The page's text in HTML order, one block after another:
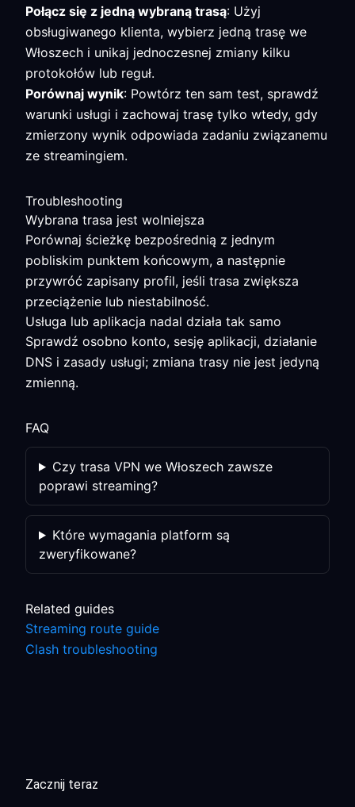
Połącz się z jedną wybraną trasą: Użyj
obsługiwanego klienta, wybierz jedną trasę we
Włoszech i unikaj jednoczesnej zmiany kilku
protokołów lub reguł.
Porównaj wynik: Powtórz ten sam test, sprawdź
warunki usługi i zachowaj trasę tylko wtedy, gdy
zmierzony wynik odpowiada zadaniu związanemu
ze streamingiem.
Troubleshooting
Wybrana trasa jest wolniejsza
Porównaj ścieżkę bezpośrednią z jednym
pobliskim punktem końcowym, a następnie
przywróć zapisany profil, jeśli trasa zwiększa
przeciążenie lub niestabilność.
Usługa lub aplikacja nadal działa tak samo
Sprawdź osobno konto, sesję aplikacji, działanie
DNS i zasady usługi; zmiana trasy nie jest jedyną
zmienną.
FAQ
Czy trasa VPN we Włoszech zawsze
poprawi streaming?
Które wymagania platform są
zweryfikowane?
Related guides
Streaming route guide
Clash troubleshooting
Zacznij teraz